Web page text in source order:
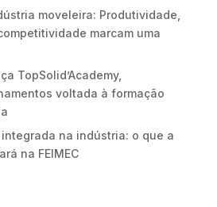
moveleira: Produtividade,
marcam uma
TopSolid’Academy,
voltada à formação
na indústria: o que a
na FEIMEC